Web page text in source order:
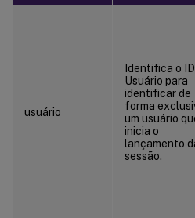
usuário
Identifica o
Usuário para
identificar de
forma
um usuário
inicia o
lançamento
sessão.